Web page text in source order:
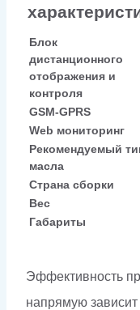
Блок
дистанционного
отображения и
контроля
GSM-GPRS
Web мониторинг
Рекомендуемый
масла
Страна сборки
Вес
Габариты
Эффективность
напрямую